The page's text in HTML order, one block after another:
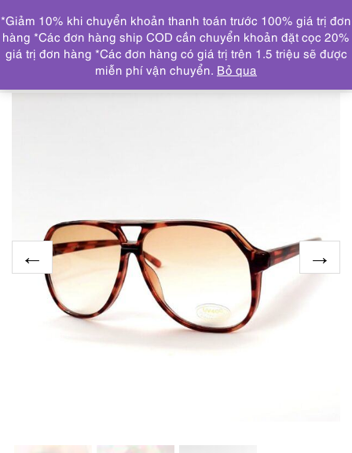
DANH MỤC
Trang chủ KÍNH MẮT
5897-Kính mát nam/nữ-Mới/Chưa
sử dụng-6269-05 sunglasses
*Giảm 10% khi chuyển khoản thanh toán trước 100% giá trị đơn
hàng *Các đơn hàng ship COD cần chuyển khoản đặt cọc 20%
giá trị đơn hàng *Các đơn hàng có giá trị trên 1.5 triệu sẽ được
miễn phí vận chuyển. Bỏ qua